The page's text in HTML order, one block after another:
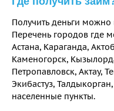
Получить деньги
Перечень городов где
Астана, Караганда,
Каменогорск,
Петропавловск, Актау,
Экибастуз,
населенные пункты.